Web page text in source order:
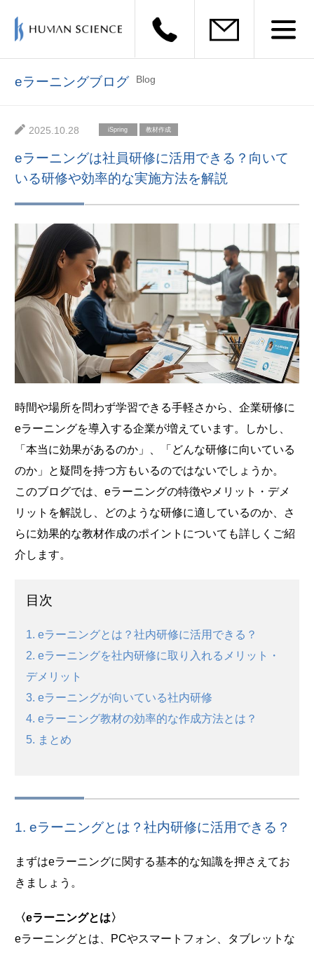
eラーニングブログ Blog
2025.10.28 iSpring 教材作成
eラーニングは社員研修に活用できる？向いて
いる研修や効率的な実施方法を解説
時間や場所を問わず学習できる手軽さから、企業研修に
eラーニングを導入する企業が増えています。しかし、
「本当に効果があるのか」、「どんな研修に向いている
のか」と疑問を持つ方もいるのではないでしょうか。
このブログでは、eラーニングの特徴やメリット・デメ
リットを解説し、どのような研修に適しているのか、さ
らに効果的な教材作成のポイントについても詳しくご紹
介します。
目次
1. eラーニングとは？社内研修に活用できる？
2. eラーニングを社内研修に取り入れるメリット・
デメリット
3. eラーニングが向いている社内研修
4. eラーニング教材の効率的な作成方法とは？
5. まとめ
1. eラーニングとは？社内研修に活用できる？
まずはeラーニングに関する基本的な知識を押さえてお
きましょう。
〈eラーニングとは〉
eラーニングとは、PCやスマートフォン、タブレットな